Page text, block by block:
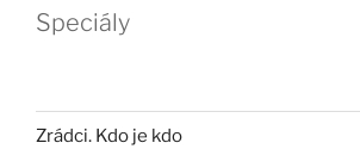
Speciály
Zrádci. Kdo je kdo